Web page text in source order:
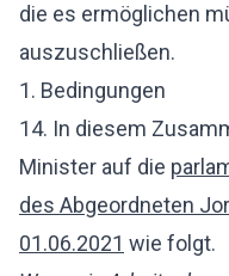
die es ermöglichen
auszuschließen.
1. Bedingungen
14. In diesem
Minister auf die
des Abgeordneten
01.06.2021 wie folgt.